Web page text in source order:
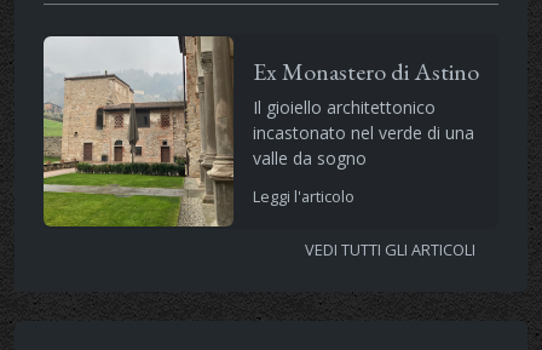
Ex Monastero di Astino
Il gioiello architettonico
incastonato nel verde di una
valle da sogno
Leggi l'articolo
VEDI TUTTI GLI ARTICOLI